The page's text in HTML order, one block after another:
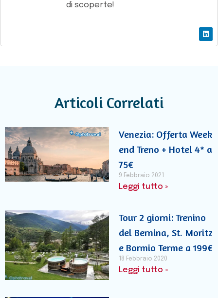
di scoperte!
Articoli Correlati
Venezia: Offerta Week
end Treno + Hotel 4* a
75€
9 Febbraio 2021
Leggi tutto »
Tour 2 giorni: Trenino
del Bernina, St. Moritz
e Bormio Terme a 199€
18 Febbraio 2020
Leggi tutto »